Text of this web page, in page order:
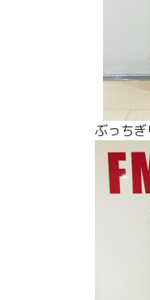
ぶっち